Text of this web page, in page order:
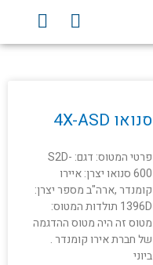
F
a
c
o
o
k
Y
o
u
סנואו 4X-ASD
פרטי המטוס: דגם: S2D-
600 סנואו יצרן: איירו
קומנדר ,ארה"ב מספר יצרן:
1396D תולדות המטוס:
מטוס זה היה מטוס ההדגמה
של חברת אירו קומנדר .
ביוני